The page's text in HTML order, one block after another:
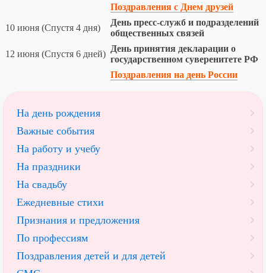
Поздравления с Днем друзей
10 июня (Спустя 4 дня)
День пресс-служб и подразделений
общественных связей
12 июня (Спустя 6 дней)
День принятия декларации о
государственном суверенитете РФ
Поздравления на день России
На день рождения
Важные события
На работу и учебу
На праздники
На свадьбу
Ежедневные стихи
Признания и предложения
По профессиям
Поздравления детей и для детей